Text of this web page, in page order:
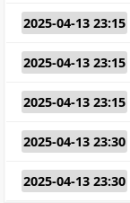
2025-04-13 23:15
2025-04-13 23:15
2025-04-13 23:15
2025-04-13 23:30
2025-04-13 23:30